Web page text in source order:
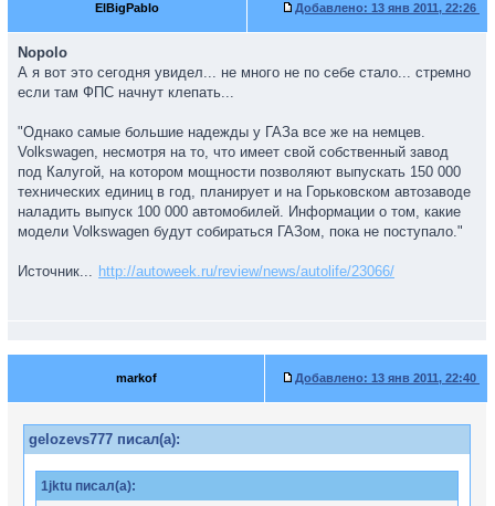
ElBigPablo Добавлено: 13 янв 2011, 22:26
Nopolo
А я вот это сегодня увидел... не много не по себе стало... стремно
если там ФПС начнут клепать...
"Однако самые большие надежды у ГАЗа все же на немцев.
Volkswagen, несмотря на то, что имеет свой собственный завод
под Калугой, на котором мощности позволяют выпускать 150 000
технических единиц в год, планирует и на Горьковском автозаводе
наладить выпуск 100 000 автомобилей. Информации о том, какие
модели Volkswagen будут собираться ГАЗом, пока не поступало."
Источник... http://autoweek.ru/review/news/autolife/23066/
markof Добавлено: 13 янв 2011, 22:40
gelozevs777 писал(а):
1jktu писал(а):